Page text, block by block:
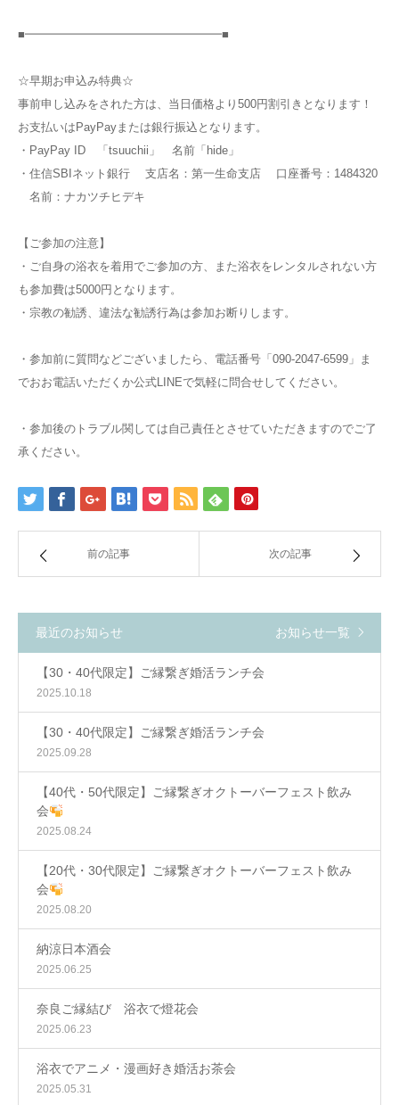
■━━━━━━━━━━━━━━━━━■
☆早期お申込み特典☆
事前申し込みをされた方は、当日価格より500円割引きとなります！
お支払いはPayPayまたは銀行振込となります。
・PayPay ID 「tsuuchii」 名前「hide」
・住信SBIネット銀行 支店名：第一生命支店 口座番号：1484320
名前：ナカツチヒデキ
【ご参加の注意】
・ご自身の浴衣を着用でご参加の方、また浴衣をレンタルされない方
も参加費は5000円となります。
・宗教の勧誘、違法な勧誘行為は参加お断りします。
・参加前に質問などございましたら、電話番号「090-2047-6599」ま
でおお電話いただくか公式LINEで気軽に問合せしてください。
・参加後のトラブル関しては自己責任とさせていただきますのでご了
承ください。
前の記事 次の記事
最近のお知らせ お知らせ一覧
【30・40代限定】ご縁繋ぎ婚活ランチ会
2025.10.18
【30・40代限定】ご縁繋ぎ婚活ランチ会
2025.09.28
【40代・50代限定】ご縁繋ぎオクトーバーフェスト飲み
会
2025.08.24
【20代・30代限定】ご縁繋ぎオクトーバーフェスト飲み
会
2025.08.20
納涼日本酒会
2025.06.25
奈良ご縁結び 浴衣で燈花会
2025.06.23
浴衣でアニメ・漫画好き婚活お茶会
2025.05.31